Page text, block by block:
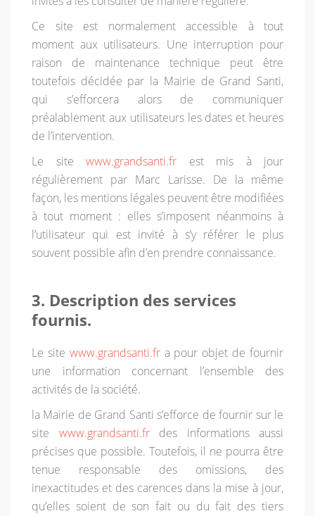
Ce site est normalement accessible à tout
moment aux utilisateurs. Une interruption pour
raison de maintenance technique peut être
toutefois décidée par la Mairie de Grand Santi,
qui s’efforcera alors de communiquer
préalablement aux utilisateurs les dates et heures
de l’intervention.
Le site www.grandsanti.fr est mis à jour
régulièrement par Marc Larisse. De la même
façon, les mentions légales peuvent être modifiées
à tout moment : elles s’imposent néanmoins à
l’utilisateur qui est invité à s’y référer le plus
souvent possible afin d’en prendre connaissance.
3. Description des services
fournis.
Le site www.grandsanti.fra pour objet de fournir
une information concernant l’ensemble des
activités de la société.
la Mairie de Grand Santi s’efforce de fournir sur le
site www.grandsanti.frdes informations aussi
précises que possible. Toutefois, il ne pourra être
tenue responsable des omissions, des
inexactitudes et des carences dans la mise à jour,
qu’elles soient de son fait ou du fait des tiers